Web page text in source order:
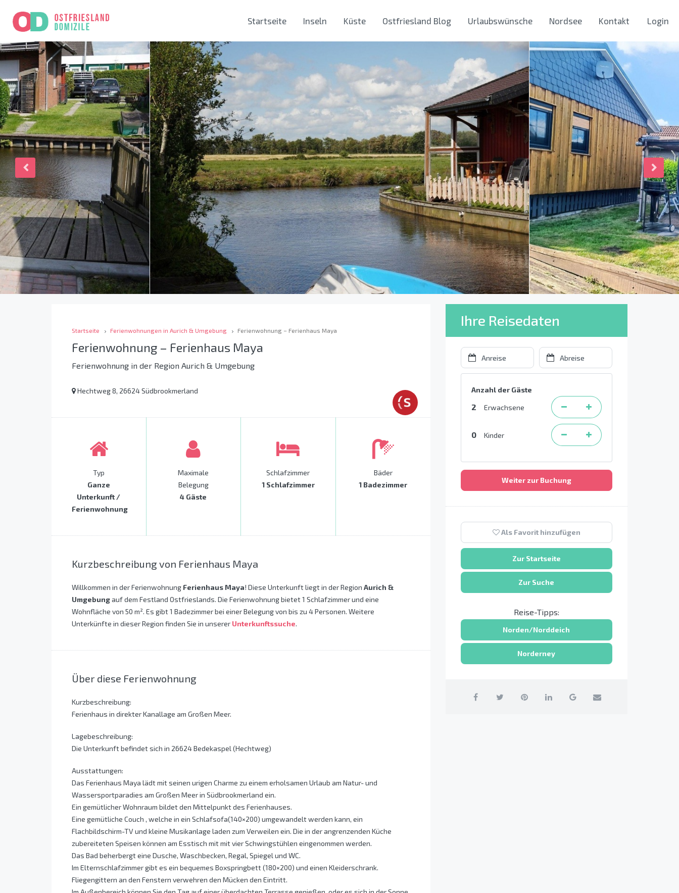
Startseite Inseln Küste Ostfriesland Blog Urlaubswünsche Nordsee Kontakt Login
Startseite Ferienwohnungen in Aurich & Umgebung Ferienwohnung – Ferienhaus Maya
Ferienwohnung – Ferienhaus Maya
Ferienwohnung in der Region Aurich & Umgebung
Hechtweg 8, 26624 Südbrookmerland
Typ
Ganze
Unterkunft /
Ferienwohnung
Maximale
Belegung
4 Gäste
Schlafzimmer
1 Schlafzimmer
Bäder
1 Badezimmer
Kurzbeschreibung von Ferienhaus Maya
Willkommen in der Ferienwohnung Ferienhaus Maya! Diese Unterkunft liegt in der Region Aurich &
Umgebungauf dem Festland Ostfrieslands. Die Ferienwohnung bietet 1 Schlafzimmer und eine
Wohnfläche von 50 m². Es gibt 1 Badezimmer bei einer Belegung von bis zu 4 Personen. Weitere
Unterkünfte in dieser Region finden Sie in unserer Unterkunftssuche.
Über diese Ferienwohnung
Kurzbeschreibung:
Ferienhaus in direkter Kanallage am Großen Meer.
Lagebeschreibung:
Die Unterkunft befindet sich in 26624 Bedekaspel (Hechtweg)
Ausstattungen:
Das Ferienhaus Maya lädt mit seinen urigen Charme zu einem erholsamen Urlaub am Natur- und
Wassersportparadies am Großen Meer in Südbrookmerland ein.
Ein gemütlicher Wohnraum bildet den Mittelpunkt des Ferienhauses.
Eine gemütliche Couch , welche in ein Schlafsofa(140×200) umgewandelt werden kann, ein
Flachbildschirm-TV und kleine Musikanlage laden zum Verweilen ein. Die in der angrenzenden Küche
zubereiteten Speisen können am Esstisch mit mit vier Schwingstühlen eingenommen werden.
Das Bad beherbergt eine Dusche, Waschbecken, Regal, Spiegel und WC.
Im Elternschlafzimmer gibt es ein bequemes Boxspringbett (180×200) und einen Kleiderschrank.
Fliegengittern an den Fenstern verwehren den Mücken den Eintritt.
Ihre Reisedaten
Anzahl der Gäste
2 Erwachsene
0 Kinder
Weiter zur Buchung
Als Favorit hinzufügen
Zur Startseite
Zur Suche
Reise-Tipps:
Norden/Norddeich
Norderney